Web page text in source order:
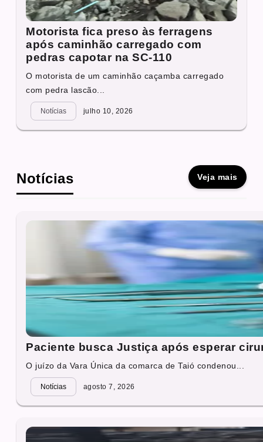
Motorista fica preso às ferragens
após caminhão carregado com
pedras capotar na SC-110
O motorista de um caminhão caçamba carregado
com pedra lascão...
Notícias julho 10, 2026
Notícias Veja mais
Paciente busca Justiça após esperar
O juízo da Vara Única da comarca de Taió condenou...
Notícias agosto 7, 2026